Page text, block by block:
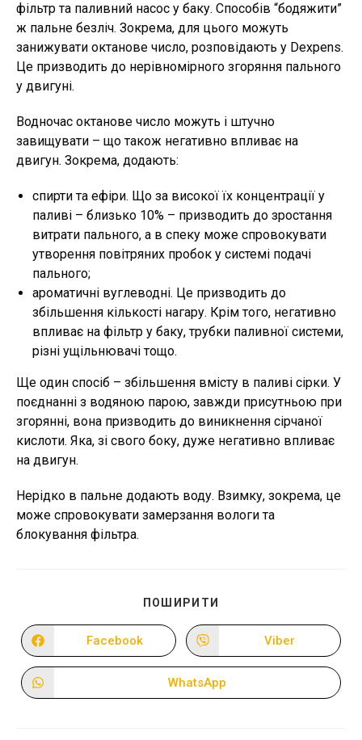
фільтр та паливний насос у баку. Способів “бодяжити”
ж пальне безліч. Зокрема, для цього можуть
занижувати октанове число, розповідають у Dexpens.
Це призводить до нерівномірного згоряння пального
у двигуні.
Водночас октанове число можуть і штучно
завищувати – що також негативно впливає на
двигун. Зокрема, додають:
спирти та ефіри. Що за високої їх концентрації у
паливі – близько 10% – призводить до зростання
витрати пального, а в спеку може спровокувати
утворення повітряних пробок у системі подачі
пального;
ароматичні вуглеводні. Це призводить до
збільшення кількості нагару. Крім того, негативно
впливає на фільтр у баку, трубки паливної системи,
різні ущільнювачі тощо.
Ще один спосіб – збільшення вмісту в паливі сірки. У
поєднанні з водяною парою, завжди присутньою при
згорянні, вона призводить до виникнення сірчаної
кислоти. Яка, зі свого боку, дуже негативно впливає
на двигун.
Нерідко в пальне додають воду. Взимку, зокрема, це
може спровокувати замерзання вологи та
блокування фільтра.
ПОШИРИТИ
ВМІСТОМ
Відкрити
в
новому
Facebook
Відкрити
в
новому
Viber
Відкрити
в
WhatsApp